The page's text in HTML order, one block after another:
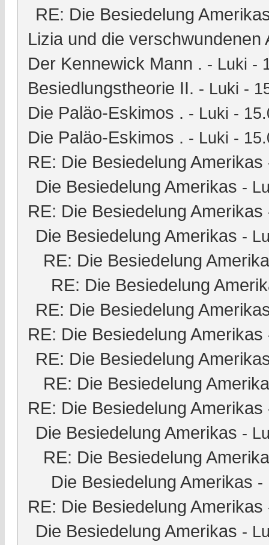
RE: Die Besiedelung
Lizia und die verschwundenen
Der Kennewick Mann . - Luki -
Besiedlungstheorie II. - Luki -
Die Paläo-Eskimos . - Luki -
Die Paläo-Eskimos . - Luki -
RE: Die Besiedelung Amerikas
Die Besiedelung Amerikas -
RE: Die Besiedelung Amerikas
Die Besiedelung Amerikas -
RE: Die Besiedelung
RE: Die Besiedelung
RE: Die Besiedelung
RE: Die Besiedelung Amerikas
RE: Die Besiedelung
RE: Die Besiedelung
RE: Die Besiedelung Amerikas
Die Besiedelung Amerikas -
RE: Die Besiedelung
Die Besiedelung Amerikas -
RE: Die Besiedelung Amerikas
Die Besiedelung Amerikas -